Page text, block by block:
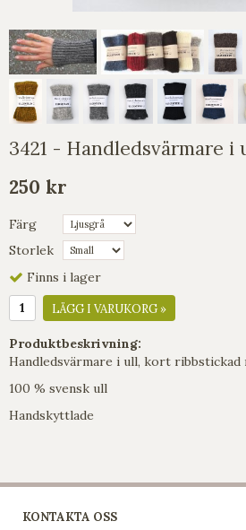
3421 - Handledsvärmare i
250 kr
Färg
Storlek
Finns i lager
LÄGG I VARUKORG »
Produktbeskrivning:
Handledsvärmare i ull, kort ribbstickad
100 % svensk ull
Handskyttlade
KONTAKTA OSS